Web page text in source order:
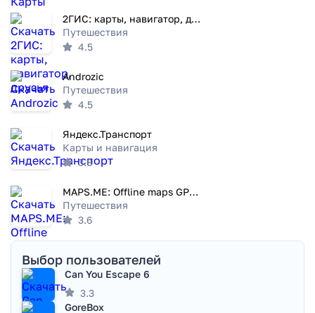
2ГИС: карты, навигатор, друзья
Путешествия
4.5
Androzic
Путешествия
4.5
Яндекс.Транспорт
Карты и навигация
3.8
MAPS.ME: Offline maps GPS Nav
Путешествия
3.6
Выбор пользователей
Can You Escape 6
3.3
GoreBox